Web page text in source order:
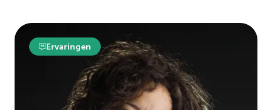
Ervaringen